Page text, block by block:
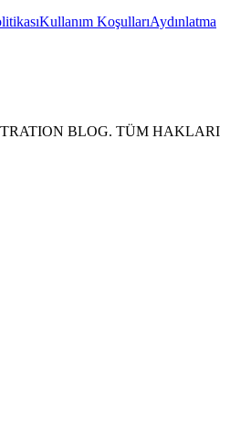
Kullanım KoşullarıAydınlatma
BLOG. TÜM HAKLARI